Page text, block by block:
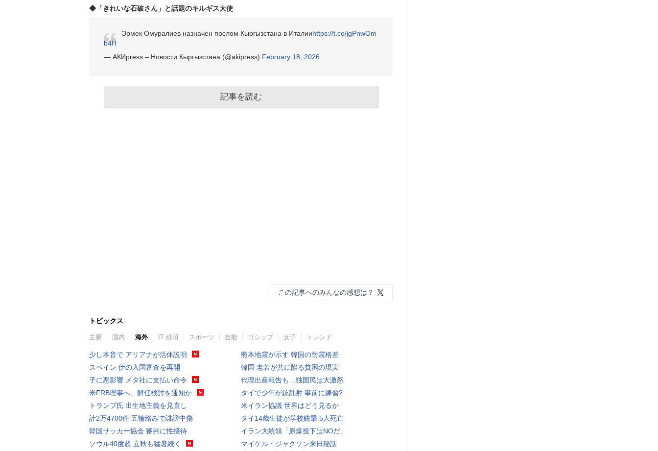
◆「きれいな石破さん」と話題のキルギス大使
Эрмек Омуралиев назначен послом Кыргызстана в Италииhttps://t.co/jgPnwOm
b4H
— АКИpress – Новости Кыргызстана (@akipress) February 18, 2026
記事を読む
この記事へのみんなの感想は？
トピックス
主要 国内 海外 IT 経済 スポーツ 芸能 ゴシップ 女子 トレンド
少し本音で アリアナが活休説明
スペイン 伊の入国審査を再開
子に悪影響 メタ社に支払い命令
米FRB理事へ、解任検討を通知か
トランプ氏 出生地主義を見直し
計2万4700件 五輪絡みで誹謗中傷
韓国サッカー協会 審判に性接待
ソウル40度超 立秋も猛暑続く
熊本地震が示す 韓国の耐震格差
韓国 老若が共に陥る貧困の現実
代理出産報告も…独国民は大激怒
タイで少年が銃乱射 事前に練習?
米イラン協議 世界はどう見るか
タイ14歳生徒が学校銃撃 5人死亡
イラン大統領「原爆投下はNOだ」
マイケル・ジャクソン来日秘話